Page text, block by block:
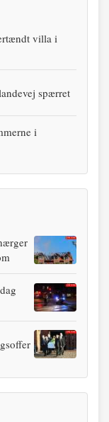
villa i
spærret
i